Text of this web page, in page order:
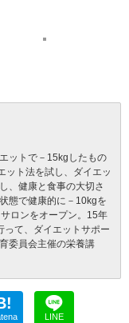
ットで－15kgしたもの
ット法を試し、ダイエッ
、健康と食事の大切さ
態で健康的に－10kgを
ロンをオープン。15年
って、ダイエットサポー
委員会主催の栄養講
LINE